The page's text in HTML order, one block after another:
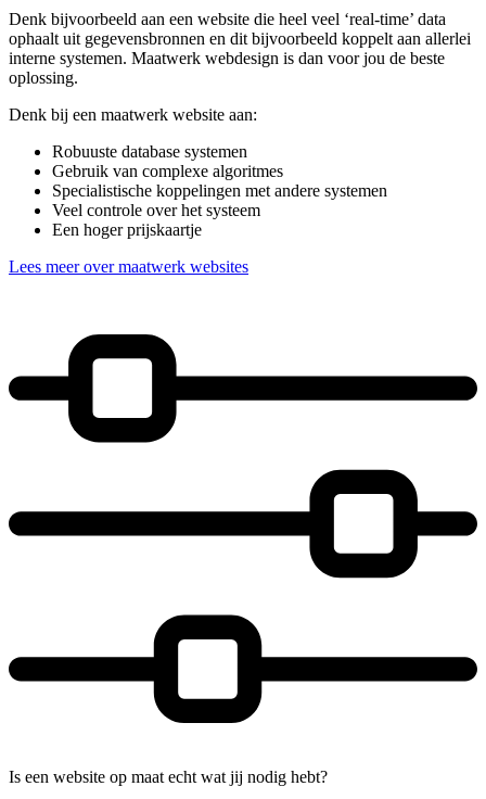
Denk bijvoorbeeld aan een website die heel veel ‘real-time’ data
ophaalt uit gegevensbronnen en dit bijvoorbeeld koppelt aan allerlei
interne systemen. Maatwerk webdesign is dan voor jou de beste
oplossing.
Denk bij een maatwerk website aan:
Robuuste database systemen
Gebruik van complexe algoritmes
Specialistische koppelingen met andere systemen
Veel controle over het systeem
Een hoger prijskaartje
Lees meer over maatwerk websites
Is een website op maat echt wat jij nodig hebt?